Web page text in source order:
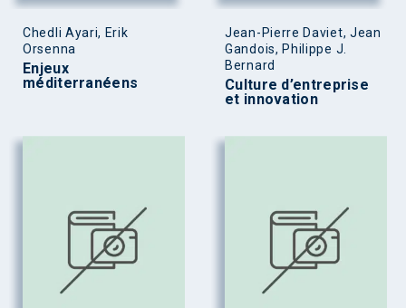
Chedli Ayari, Erik
Orsenna
Enjeux
méditerranéens
Jean-Pierre Daviet, Jean
Gandois, Philippe J.
Bernard
Culture d’entreprise
et innovation